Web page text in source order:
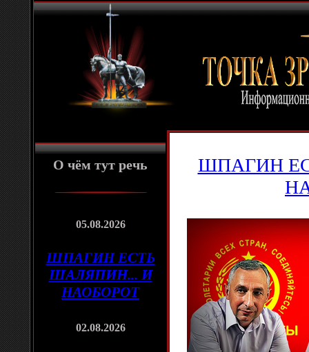
О чём тут речь
05.08.2026
ШПАГИН ЕСТЬ
ШАЛЯПИН... И
НАОБОРОТ
02.08.2026
ШПАГИН